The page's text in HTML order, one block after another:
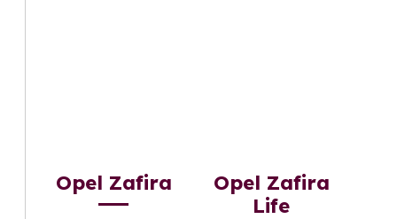
Opel Zafira
Opel Zafira
Life